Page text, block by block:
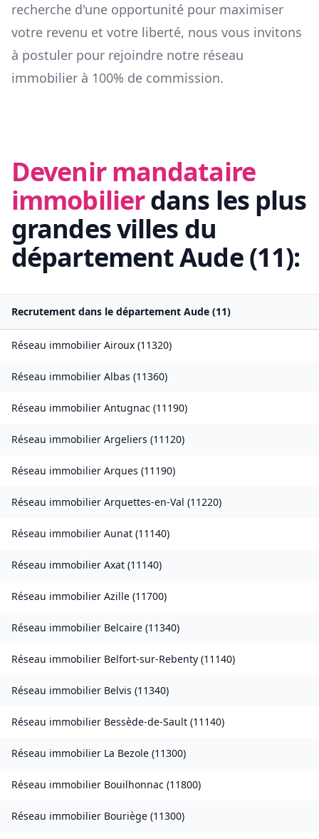
recherche d'une opportunité pour maximiser
votre revenu et votre liberté, nous vous invitons
à postuler pour rejoindre notre réseau
immobilier à 100% de commission.
Devenir mandataire
immobilierdans les plus
grandes villes du
départementAude(11):
Recrutement dans le département Aude (11)
Réseau immobilier Airoux (11320)
Réseau immobilier Albas (11360)
Réseau immobilier Antugnac (11190)
Réseau immobilier Argeliers (11120)
Réseau immobilier Arques (11190)
Réseau immobilier Arquettes-en-Val (11220)
Réseau immobilier Aunat (11140)
Réseau immobilier Axat (11140)
Réseau immobilier Azille (11700)
Réseau immobilier Belcaire (11340)
Réseau immobilier Belfort-sur-Rebenty (11140)
Réseau immobilier Belvis (11340)
Réseau immobilier Bessède-de-Sault (11140)
Réseau immobilier La Bezole (11300)
Réseau immobilier Bouilhonnac (11800)
Réseau immobilier Bouriège (11300)